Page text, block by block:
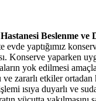
Beslenme ve
evde yaptığımız
Konserve yaparken
yok edilmesi
zararlı etkiler ortadan
ısıya duyarlı ve